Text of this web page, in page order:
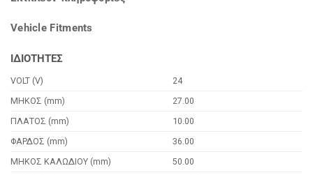
Vehicle Fitments
ΙΔΙΟΤΗΤΕΣ
VOLT (V)
24
ΜΗΚΟΣ (mm)
27.00
ΠΛΑΤΟΣ (mm)
10.00
ΦΑΡΔΟΣ (mm)
36.00
ΜΗΚΟΣ ΚΑΛΩΔΙΟΥ (mm)
50.00